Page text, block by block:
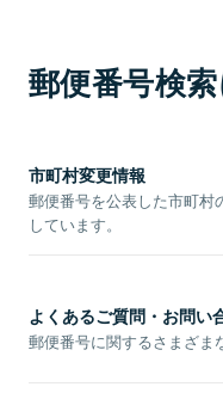
郵便番号検
市町村変更情報
郵便番号を公表した市町村
しています。
よくあるご質問・お問い
郵便番号に関するさまざま